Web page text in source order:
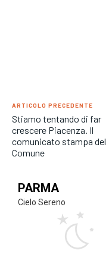
ARTICOLO PRECEDENTE
Stiamo tentando di far
crescere Piacenza. Il
comunicato stampa del
Comune
PARMA
Cielo Sereno